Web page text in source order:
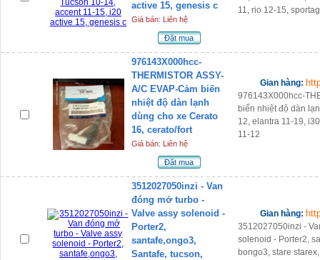
active 15, genesis c
Giá bán: Liên hệ
Đặt mua
11, rio 12-15,
976143X000hcc-
THERMISTOR ASSY-
A/C EVAP-Cảm biến
nhiệt độ dàn lạnh
dùng cho xe Cerato
16, cerato/fort
Giá bán: Liên hệ
Đặt mua
Gian hàng:
976143X000hcc-
biến nhiệt độ dàn
12, elantra 11-19,
11-12
3512027050inzi - Van
đóng mở turbo -
Valve assy solenoid -
Porter2,
santafe,ongo3,
Santafe, tucson,
Gian hàng:
3512027050inzi -
solenoid - Porter2,
bongo3, stare